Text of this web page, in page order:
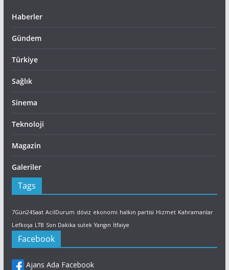
Haberler
Gündem
Türkiye
Sağlık
Sinema
Teknoloji
Magazin
Galeriler
Tags
7Gün24Saat AcilDurum döviz ekonomi halkın partisi Hizmet Kahramanlar
Lefkoşa LTB Son Dakika sutek Yangın İtfaiye
Facebook
Ajans Ada Facebook